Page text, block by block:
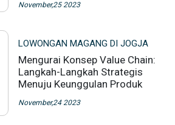
November,25 2023
LOWONGAN MAGANG DI JOGJA
Mengurai Konsep Value Chain:
Langkah-Langkah Strategis
Menuju Keunggulan Produk
November,24 2023